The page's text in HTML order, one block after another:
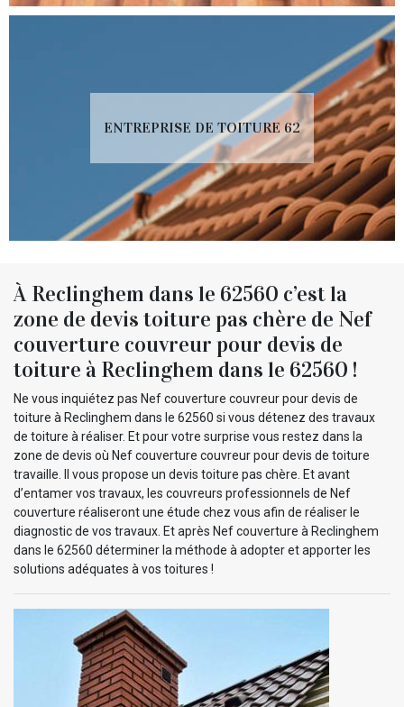
ENTREPRISE DE TOITURE 62
À Reclinghem dans le 62560 c’est la
zone de devis toiture pas chère de Nef
couverture couvreur pour devis de
toiture à Reclinghem dans le 62560 !
Ne vous inquiétez pas Nef couverture couvreur pour devis de
toiture à Reclinghem dans le 62560 si vous détenez des travaux
de toiture à réaliser. Et pour votre surprise vous restez dans la
zone de devis où Nef couverture couvreur pour devis de toiture
travaille. Il vous propose un devis toiture pas chère. Et avant
d’entamer vos travaux, les couvreurs professionnels de Nef
couverture réaliseront une étude chez vous afin de réaliser le
diagnostic de vos travaux. Et après Nef couverture à Reclinghem
dans le 62560 déterminer la méthode à adopter et apporter les
solutions adéquates à vos toitures !